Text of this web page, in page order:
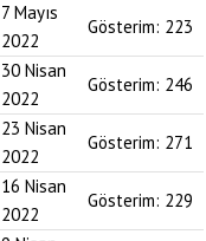
7 Mayıs
2022
Gösterim: 223
30 Nisan
2022
Gösterim: 246
23 Nisan
2022
Gösterim: 271
16 Nisan
2022
Gösterim: 229